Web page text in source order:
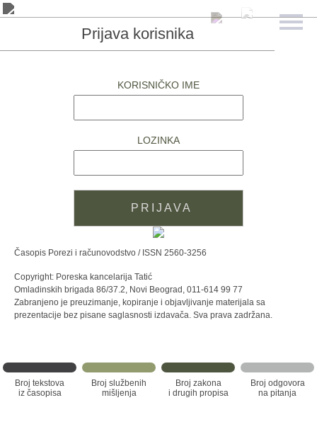
Prijava korisnika
KORISNIČKO IME
LOZINKA
Časopis Porezi i računovodstvo / ISSN 2560-3256
Copyright: Poreska kancelarija Tatić
Omladinskih brigada 86/37.2, Novi Beograd, 011-614 99 77
Zabranjeno je preuzimanje, kopiranje i objavljivanje materijala sa
prezentacije bez pisane saglasnosti izdavača. Sva prava zadržana.
Broj tekstova
iz časopisa
Broj službenih
mišljenja
Broj zakona
i drugih propisa
Broj odgovora
na pitanja